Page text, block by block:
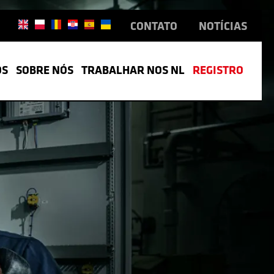
CONTATO NOTÍCIAS
SOBRE NÓS TRABALHAR NOS NL REGISTRO